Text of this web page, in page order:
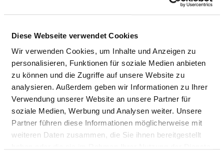
Diese Webseite verwendet Cookies
Wir verwenden Cookies, um Inhalte und Anzeigen zu
personalisieren, Funktionen für soziale Medien anbieten
zu können und die Zugriffe auf unsere Website zu
analysieren. Außerdem geben wir Informationen zu Ihrer
Verwendung unserer Website an unsere Partner für
soziale Medien, Werbung und Analysen weiter. Unsere
Partner führen diese Informationen möglicherweise mit
weiteren Daten zusammen, die Sie ihnen bereitgestellt
Phone:03385-555-3100
Fax: 03385-555-3109
Mail:ed.nekinilk-dnallevah@esuark.ekuah
With emergency ambulance
Approach
https://www.havelland-kliniken.de/Fach-Kliniken/me...